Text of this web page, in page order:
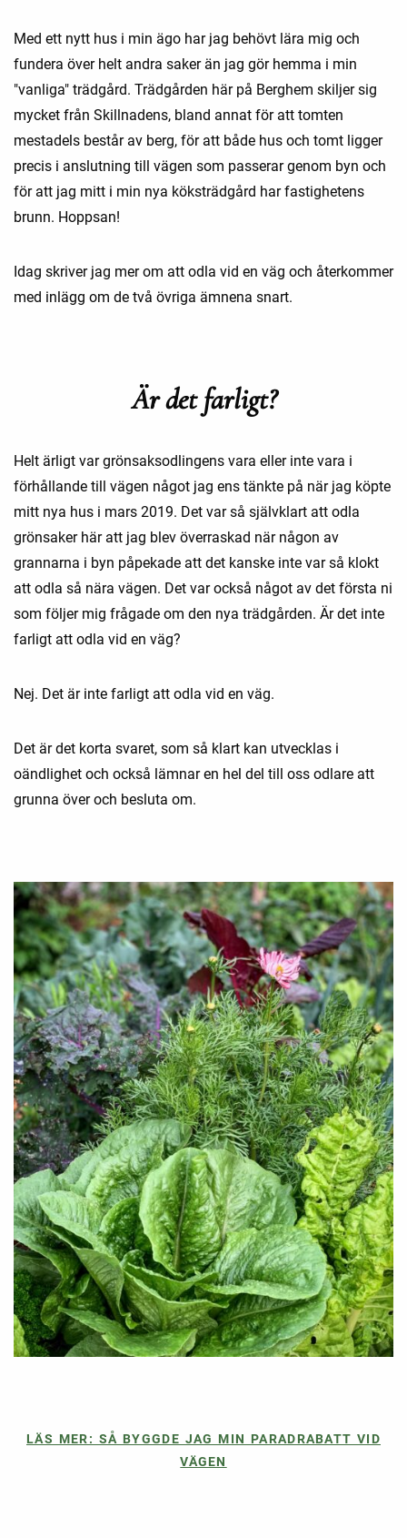
Med ett nytt hus i min ägo har jag behövt lära mig och
fundera över helt andra saker än jag gör hemma i min
"vanliga" trädgård. Trädgården här på Berghem skiljer sig
mycket från Skillnadens, bland annat för att tomten
mestadels består av berg, för att både hus och tomt ligger
precis i anslutning till vägen som passerar genom byn och
för att jag mitt i min nya köksträdgård har fastighetens
brunn. Hoppsan!
Idag skriver jag mer om att odla vid en väg och återkommer
med inlägg om de två övriga ämnena snart.
Är det farligt?
Helt ärligt var grönsaksodlingens vara eller inte vara i
förhållande till vägen något jag ens tänkte på när jag köpte
mitt nya hus i mars 2019. Det var så självklart att odla
grönsaker här att jag blev överraskad när någon av
grannarna i byn påpekade att det kanske inte var så klokt
att odla så nära vägen. Det var också något av det första ni
som följer mig frågade om den nya trädgården. Är det inte
farligt att odla vid en väg?
Nej. Det är inte farligt att odla vid en väg.
Det är det korta svaret, som så klart kan utvecklas i
oändlighet och också lämnar en hel del till oss odlare att
grunna över och besluta om.
LÄS MER: SÅ BYGGDE JAG MIN PARADRABATT VID
VÄGEN